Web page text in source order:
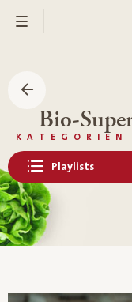
Bio-
KATEGORIEN
Playlists